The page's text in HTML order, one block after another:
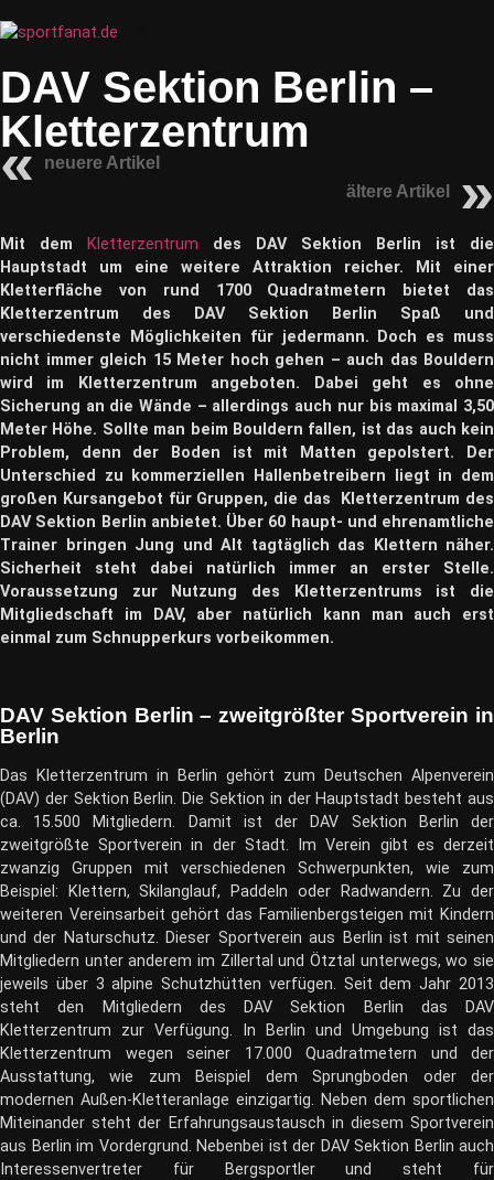
Inhalt
DAV Sektion Berlin –
Kletterzentrum
neuere Artikel
ältere Artikel
Mit dem Kletterzentrum des DAV Sektion Berlin ist die
Hauptstadt um eine weitere Attraktion reicher. Mit einer
Kletterfläche von rund 1700 Quadratmetern bietet das
Kletterzentrum des DAV Sektion Berlin Spaß und
verschiedenste Möglichkeiten für jedermann. Doch es muss
nicht immer gleich 15 Meter hoch gehen – auch das Bouldern
wird im Kletterzentrum angeboten. Dabei geht es ohne
Sicherung an die Wände – allerdings auch nur bis maximal 3,50
Meter Höhe. Sollte man beim Bouldern fallen, ist das auch kein
Problem, denn der Boden ist mit Matten gepolstert. Der
Unterschied zu kommerziellen Hallenbetreibern liegt in dem
großen Kursangebot für Gruppen, die das Kletterzentrum des
DAV Sektion Berlin anbietet. Über 60 haupt- und ehrenamtliche
Trainer bringen Jung und Alt tagtäglich das Klettern näher.
Sicherheit steht dabei natürlich immer an erster Stelle.
Voraussetzung zur Nutzung des Kletterzentrums ist die
Mitgliedschaft im DAV, aber natürlich kann man auch erst
einmal zum Schnupperkurs vorbeikommen.
DAV Sektion Berlin – zweitgrößter Sportverein in
Berlin
Das Kletterzentrum in Berlin gehört zum Deutschen Alpenverein
(DAV) der Sektion Berlin. Die Sektion in der Hauptstadt besteht aus
ca. 15.500 Mitgliedern. Damit ist der DAV Sektion Berlin der
zweitgrößte Sportverein in der Stadt. Im Verein gibt es derzeit
zwanzig Gruppen mit verschiedenen Schwerpunkten, wie zum
Beispiel: Klettern, Skilanglauf, Paddeln oder Radwandern. Zu der
weiteren Vereinsarbeit gehört das Familienbergsteigen mit Kindern
und der Naturschutz. Dieser Sportverein aus Berlin ist mit seinen
Mitgliedern unter anderem im Zillertal und Ötztal unterwegs, wo sie
jeweils über 3 alpine Schutzhütten verfügen. Seit dem Jahr 2013
steht den Mitgliedern des DAV Sektion Berlin das DAV
Kletterzentrum zur Verfügung. In Berlin und Umgebung ist das
Kletterzentrum wegen seiner 17.000 Quadratmetern und der
Ausstattung, wie zum Beispiel dem Sprungboden oder der
modernen Außen-Kletteranlage einzigartig. Neben dem sportlichen
Miteinander steht der Erfahrungsaustausch in diesem Sportverein
aus Berlin im Vordergrund. Nebenbei ist der DAV Sektion Berlin auch
Interessenvertreter für Bergsportler und steht für